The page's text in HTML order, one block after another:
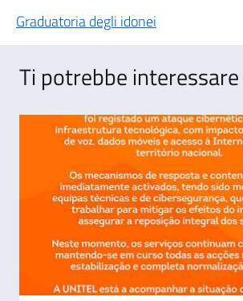
Graduatoria degli idonei
Ti potrebbe interessare